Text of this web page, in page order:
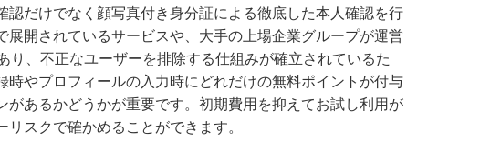
認だけでなく顔写真付き身分証による徹底した本人確認を行
開されているサービスや、大手の上場企業グループが運営
、不正なユーザーを排除する仕組みが確立されているた
やプロフィールの入力時にどれだけの無料ポイントが付与
あるかどうかが重要です。初期費用を抑えてお試し利用が
スクで確かめることができます。